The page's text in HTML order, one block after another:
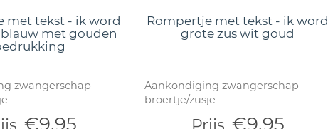
met tekst - ik word
met gouden
zwangerschap
€9,95
Rompertje met tekst - ik word
grote zus wit goud
Aankondiging zwangerschap
broertje/zusje
Prijs €9,95